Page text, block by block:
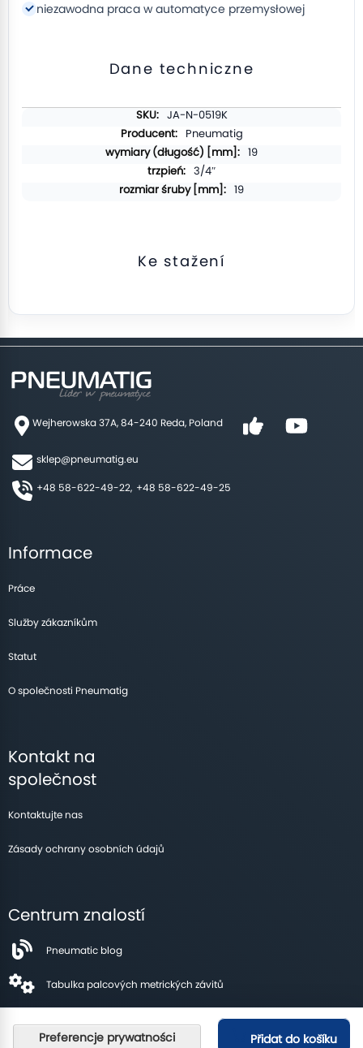
Přidat do košíku
niezawodna praca w automatyce przemysłowej
Dane techniczne
JA-N-0519K
Pneumatig
19
3/4″
19
Ke stažení
Wejherowska 37A, 84-240 Reda, Poland
sklep@pneumatig.eu
+48 58-622-49-22, +48 58-622-49-25
Informace
Práce
Služby zákazníkům
Statut
O společnosti Pneumatig
Kontakt na
společnost
Kontaktujte nas
Zásady ochrany osobních údajů
Centrum znalostí
Pneumatic blog
Tabulka palcových metrických závitů